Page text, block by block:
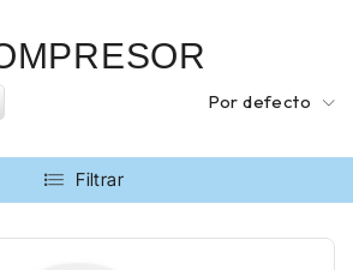
Por defecto
Filtrar